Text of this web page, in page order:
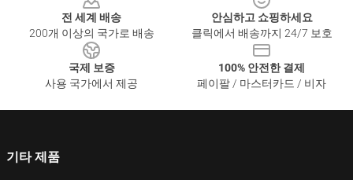
전 세계 배송
200개 이상의 국가로 배송
안심하고 쇼핑하세요
클릭에서 배송까지 24/7 보호
국제 보증
사용 국가에서 제공
100% 안전한 결제
페이팔 / 마스터카드 / 비자
기타 제품